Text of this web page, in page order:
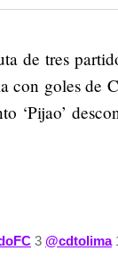
de tres
con goles de
‘Pijao’
3 @cdtolima